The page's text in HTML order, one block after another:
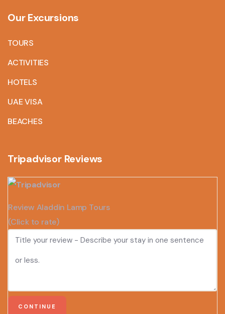
Our Excursions
TOURS
ACTIVITIES
HOTELS
UAE VISA
BEACHES
Tripadvisor Reviews
Review Aladdin Lamp Tours
(Click to rate)